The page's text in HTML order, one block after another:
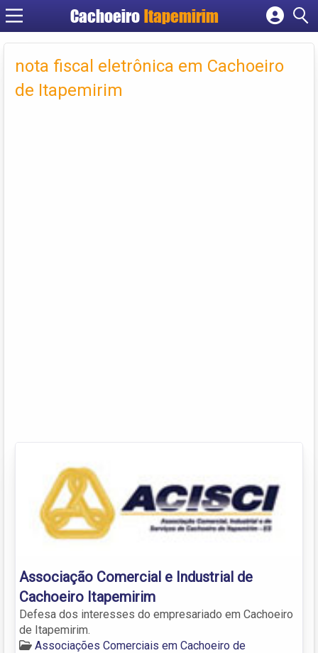
Cachoeiro Itapemirim
Cadastrar empresa
Criar conta
nota fiscal eletrônica em Cachoeiro
de Itapemirim
Associação Comercial e Industrial de
Cachoeiro Itapemirim
Defesa dos interesses do empresariado em Cachoeiro
de Itapemirim.
Associações Comerciais em Cachoeiro de